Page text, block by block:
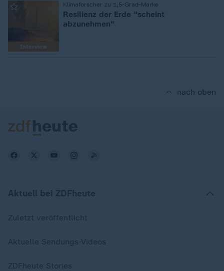
Interview
Klimaforscher zu 1,5-Grad-Marke
Resilienz der Erde "scheint
abzunehmen"
nach oben